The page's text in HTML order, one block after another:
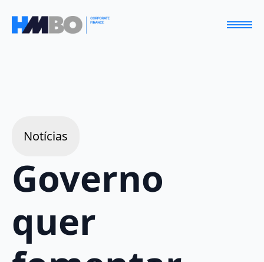
Notícias
Governo
quer